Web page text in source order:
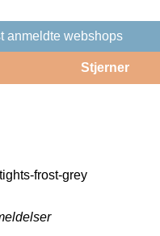
anmeldte webshops
Stjerner
frost-grey